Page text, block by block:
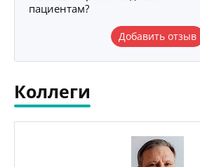
пациентам?
Добавить отзыв
Коллеги